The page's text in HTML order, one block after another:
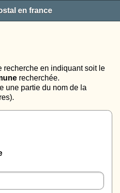
en france
recherche en indiquant soit le
recherchée.
une partie du nom de la